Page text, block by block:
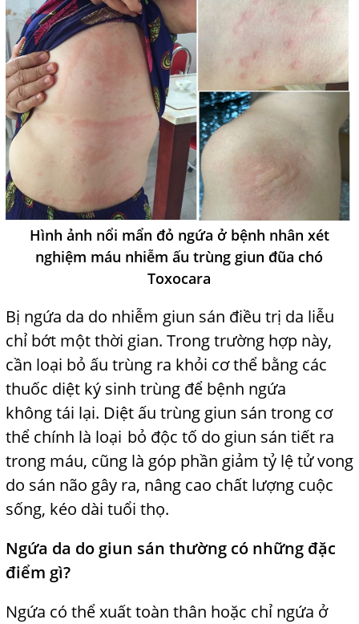
Hình ảnh nổi mẩn đỏ ngứa ở bệnh nhân xét
nghiệm máu nhiễm ấu trùng giun đũa chó
Toxocara
Bị ngứa da do nhiễm giun sán điều trị da liễu
chỉ bớt một thời gian. Trong trường hợp này,
cần loại bỏ ấu trùng ra khỏi cơ thể bằng các
thuốc diệt ký sinh trùng để bệnh ngứa
khôngltái lại. Diệt ấu trùng giun sán trong cơ
thể chính là loại bỏ độc tố do giun sán tiết ra
trong máu, cũng là góp phần giảm tỷ lệ tử vong
do sán não gây ra, nâng cao chất lượng cuộc
sống, kéo dài tuổi thọ.
Ngứa da do giun sán thường có những đặc
điểm gì?
Ngứa có thể xuất toàn thân hoặc chỉ ngứa ở